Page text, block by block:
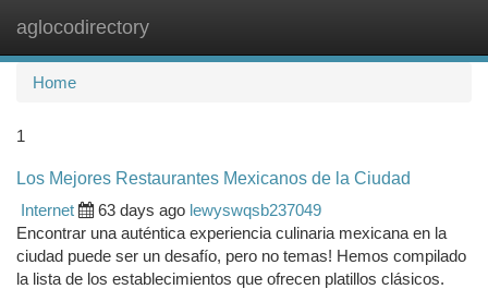
aglocodirectory
Home
1
Los Mejores Restaurantes Mexicanos de la Ciudad
Internet
63 days ago lewyswqsb237049
Encontrar una auténtica experiencia culinaria mexicana en la
ciudad puede ser un desafío, pero no temas! Hemos compilado
la lista de los establecimientos que ofrecen platillos clásicos.